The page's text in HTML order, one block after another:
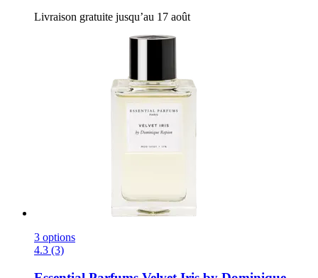
Livraison gratuite jusqu’au 17 août
3 options
4.3 (3)